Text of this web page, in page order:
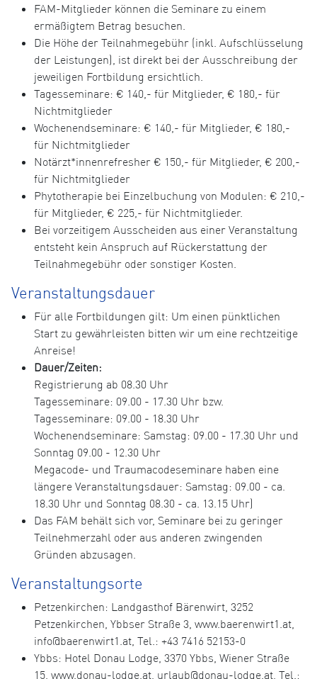
FAM-Mitglieder können die Seminare zu einem
ermäßigtem Betrag besuchen.
Die Höhe der Teilnahmegebühr (inkl. Aufschlüsselung
der Leistungen), ist direkt bei der Ausschreibung der
jeweiligen Fortbildung ersichtlich.
Tagesseminare: € 140,- für Mitglieder, € 180,- für
Nichtmitglieder
Wochenendseminare: € 140,- für Mitglieder, € 180,-
für Nichtmitglieder
Notärzt*innenrefresher € 150,- für Mitglieder, € 200,-
für Nichtmitglieder
Phytotherapie bei Einzelbuchung von Modulen: € 210,-
für Mitglieder, € 225,- für Nichtmitglieder.
Bei vorzeitigem Ausscheiden aus einer Veranstaltung
entsteht kein Anspruch auf Rückerstattung der
Teilnahmegebühr oder sonstiger Kosten.
Veranstaltungsdauer
Für alle Fortbildungen gilt: Um einen pünktlichen
Start zu gewährleisten bitten wir um eine rechtzeitige
Anreise!
Dauer/Zeiten:
Registrierung ab 08.30 Uhr
Tagesseminare: 09.00 - 17.30 Uhr bzw.
Tagesseminare: 09.00 - 18.30 Uhr
Wochenendseminare: Samstag: 09.00 - 17.30 Uhr und
Sonntag 09.00 - 12.30 Uhr
Megacode- und Traumacodeseminare haben eine
längere Veranstaltungsdauer: Samstag: 09.00 - ca.
18.30 Uhr und Sonntag 08.30 - ca. 13.15 Uhr)
Das FAM behält sich vor, Seminare bei zu geringer
Teilnehmerzahl oder aus anderen zwingenden
Gründen abzusagen.
Veranstaltungsorte
Petzenkirchen: Landgasthof Bärenwirt, 3252
Petzenkirchen, Ybbser Straße 3, www.baerenwirt1.at,
info@baerenwirt1.at, Tel.: +43 7416 52153-0
Ybbs: Hotel Donau Lodge, 3370 Ybbs, Wiener Straße
15, www.donau-lodge.at, urlaub@donau-lodge.at, Tel.: